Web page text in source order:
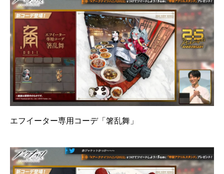
エフイーター専用コーデ「箸乱舞」